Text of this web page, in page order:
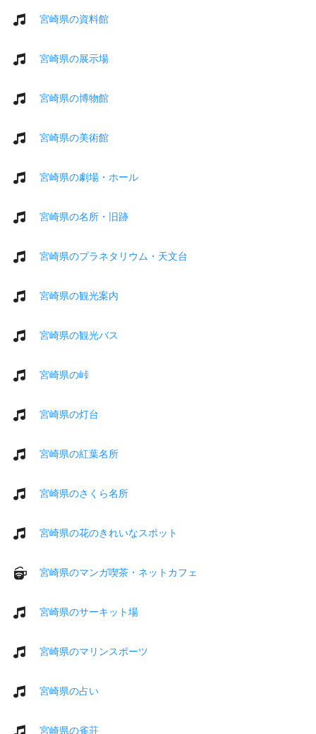
宮崎県の資料館
宮崎県の展示場
宮崎県の博物館
宮崎県の美術館
宮崎県の劇場・ホール
宮崎県の名所・旧跡
宮崎県のプラネタリウム・天文台
宮崎県の観光案内
宮崎県の観光バス
宮崎県の峠
宮崎県の灯台
宮崎県の紅葉名所
宮崎県のさくら名所
宮崎県の花のきれいなスポット
宮崎県のマンガ喫茶・ネットカフェ
宮崎県のサーキット場
宮崎県のマリンスポーツ
宮崎県の占い
宮崎県の雀荘